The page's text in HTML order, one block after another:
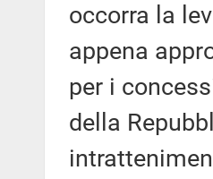
occorra la
appena
per i
della